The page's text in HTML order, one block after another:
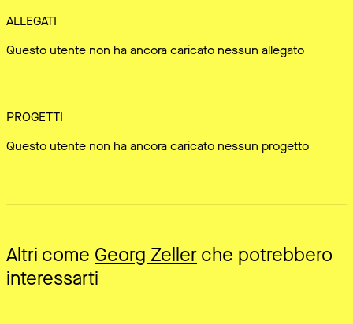
ALLEGATI
Questo utente non ha ancora caricato nessun allegato
PROGETTI
Questo utente non ha ancora caricato nessun progetto
Altri come Georg Zellerche potrebbero
interessarti